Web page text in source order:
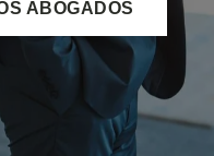
ABOGADOS